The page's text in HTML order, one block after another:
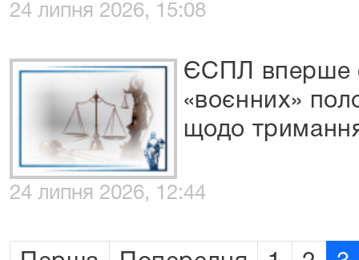
24 липня 2026, 15:08
ЄСПЛ вперше
«воєнних»
щодо
24 липня 2026, 12:44